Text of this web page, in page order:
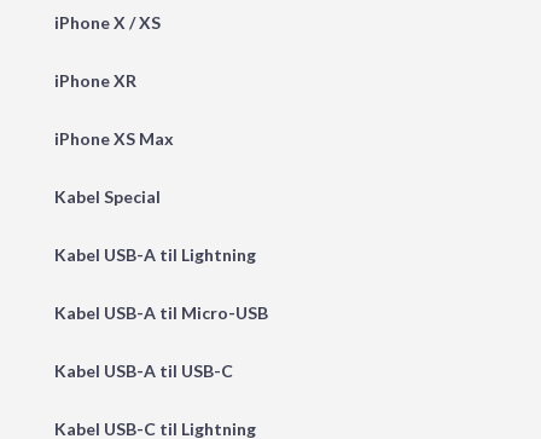
iPhone X / XS
iPhone XR
iPhone XS Max
Kabel Special
Kabel USB-A til Lightning
Kabel USB-A til Micro-USB
Kabel USB-A til USB-C
Kabel USB-C til Lightning